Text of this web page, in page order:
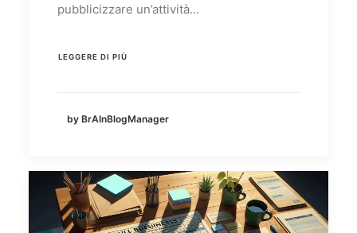
pubblicizzare un’attività…
LEGGERE DI PIÙ
by BrAInBlogManager